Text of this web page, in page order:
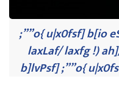
;””o{ u|x0fsf] b[io
laxLaf/ laxfg !)
b]lvPsf] ;””o{